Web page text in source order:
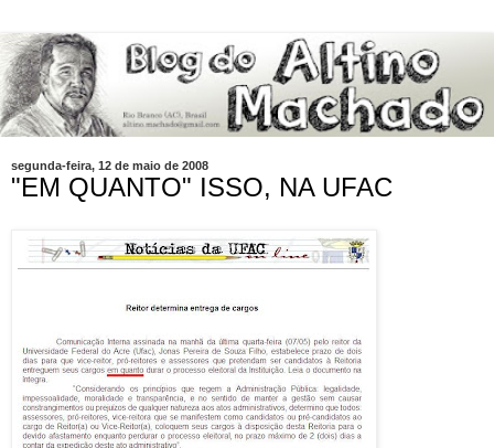
segunda-feira, 12 de maio de 2008
"EM QUANTO" ISSO, NA UFAC